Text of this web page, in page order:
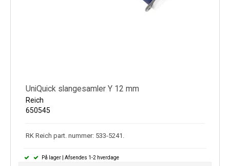
UniQuick slangesamler Y 12 mm
Reich
650545
RK Reich part. nummer: 533-5241.
På lager | Afsendes 1-2 hverdage